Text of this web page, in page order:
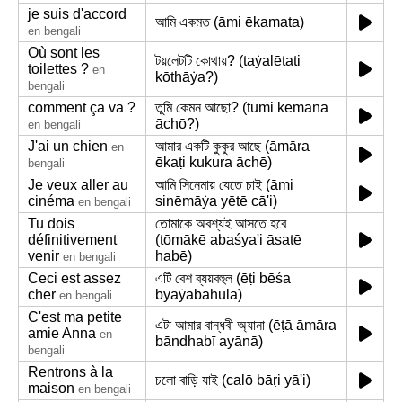
je suis d'accord
en bengali
আমি একমত (āmi ēkamata)
Où sont les
toilettes ? en
bengali
টয়লেটটি কোথায়? (ṭaẏalēṭaṭi
kōthāẏa?)
comment ça va ?
en bengali
তুমি কেমন আছো? (tumi kēmana
āchō?)
J'ai un chien en
bengali
আমার একটি কুকুর আছে (āmāra
ēkaṭi kukura āchē)
Je veux aller au
cinéma en bengali
আমি সিনেমায় যেতে চাই (āmi
sinēmāẏa yētē cā'i)
Tu dois
définitivement
venir en bengali
তোমাকে অবশ্যই আসতে হবে
(tōmākē abaśya'i āsatē
habē)
Ceci est assez
cher en bengali
এটি বেশ ব্যয়বহুল (ēṭi bēśa
byaẏabahula)
C'est ma petite
amie Anna en
bengali
এটা আমার বান্ধবী অ্যানা (ēṭā āmāra
bāndhabī ayānā)
Rentrons à la
maison en bengali
চলো বাড়ি যাই (calō bāṛi yā'i)